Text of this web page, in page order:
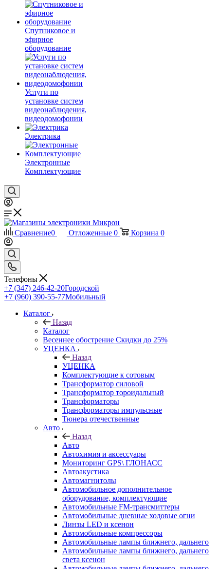
Спутниковое и
эфирное
оборудование
Услуги по
установке систем
видеонаблюдения,
видеодомофонии
Электрика
Электронные
Комплектующие
Сравнение0 Отложенные 0 Корзина 0
Телефоны
+7 (347) 246-42-20Городской
+7 (960) 390-55-77Мобильный
Каталог
Назад
Каталог
Весеннее обострение Скидки до 25%
УЦЕНКА
Назад
УЦЕНКА
Комплектующие к сотовым
Трансформатор силовой
Трансформатор тороидальный
Трансформаторы
Трансформаторы импульсные
Тюнера отечественные
Авто
Назад
Авто
Автохимия и аксессуары
Мониторинг GPS\ ГЛОНАСС
Автоакустика
Автомагнитолы
Автомобильное дополнительное
оборудование, комплектующие
Автомобильные FM-трансмиттеры
Автомобильные дневные ходовые огни
Линзы LED и ксенон
Автомобильные компрессоры
Автомобильные лампы ближнего, дальнего
Автомобильные лампы ближнего, дальнего
света ксенон